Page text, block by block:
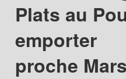
Plats au
emporter
proche